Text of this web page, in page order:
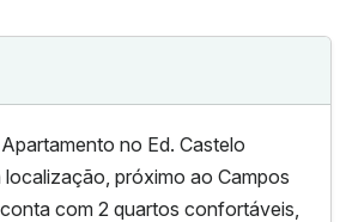
no Ed. Castelo
localização, próximo ao Campos
com 2 quartos confortáveis,